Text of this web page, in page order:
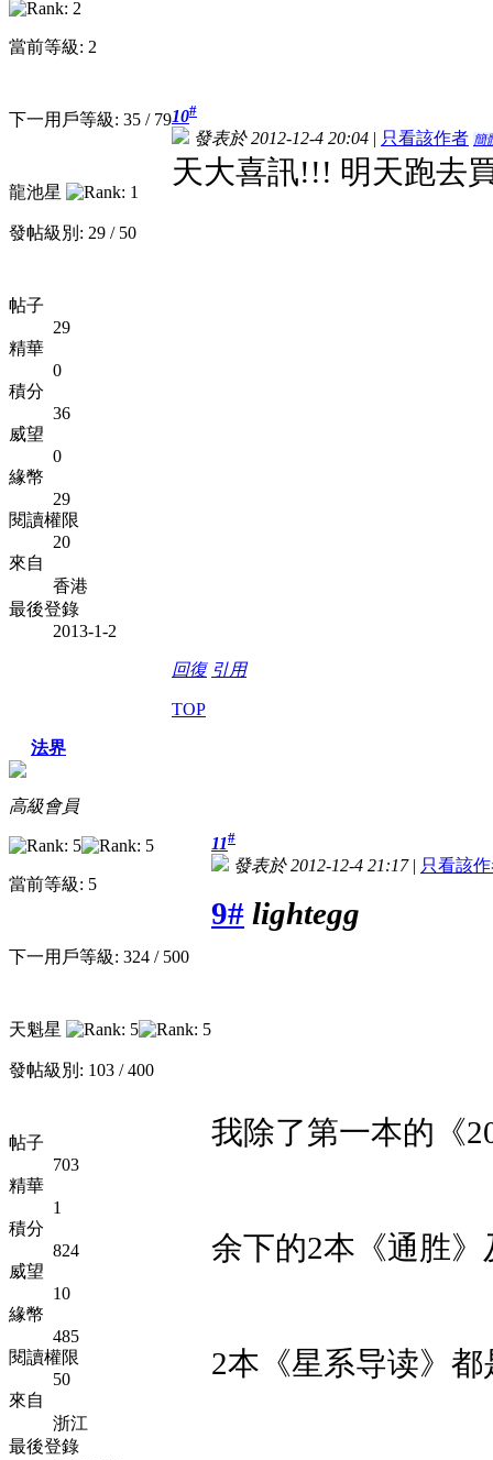
當前等級: 2
下一用戶等級: 35 / 79
龍池星
發帖級別: 29 / 50
帖子
29
精華
0
積分
36
威望
0
緣幣
29
閱讀權限
20
來自
香港
最後登錄
2013-1-2
10#
發表於 2012-12-4 20:04 | 只看該作者 簡
天大喜訊!!! 明天跑去
回復 引用
TOP
法界
高級會員
當前等級: 5
下一用戶等級: 324 / 500
天魁星
發帖級別: 103 / 400
帖子
703
精華
1
積分
824
威望
10
緣幣
485
閱讀權限
50
來自
浙江
最後登錄
11#
發表於 2012-12-4 21:17| 只看該
9# lightegg
我除了第一本的《
余下的2本《通胜
2本《星系导读》